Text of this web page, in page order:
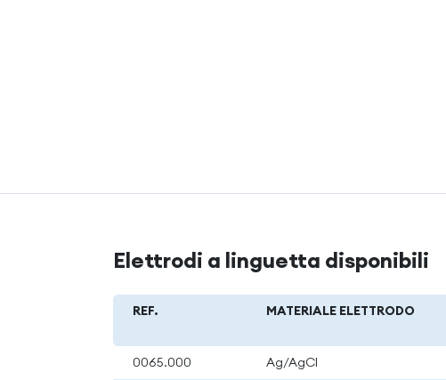
Elettrodi a linguetta disponibili
REF. MATERIALE ELETTRODO
0065.000 Ag/AgCl